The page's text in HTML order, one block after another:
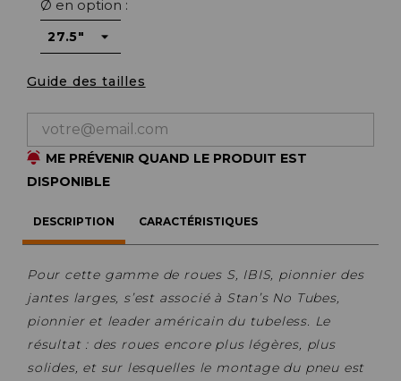
Ø en option :
Guide des tailles
ME PRÉVENIR QUAND LE PRODUIT EST
DISPONIBLE
DESCRIPTION CARACTÉRISTIQUES
Pour cette gamme de roues S, IBIS, pionnier des
jantes larges, s’est associé à Stan’s No Tubes,
pionnier et leader américain du tubeless. Le
résultat : des roues encore plus légères, plus
solides, et sur lesquelles le montage du pneu est